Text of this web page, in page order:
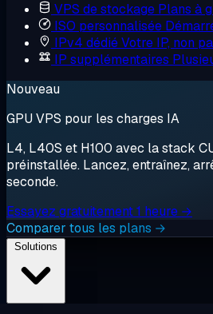
VPS de stockage Plans à
ISO personnalisée
IPv4 dédiéVotre IP, non
IP supplémentaires
Nouveau
GPU VPS pour les charges IA
L4, L40S et H100 avec la stack
préinstallée. Lancez, entraînez,
seconde.
Essayez gratuitement 1 heure →
Comparer tous les plans →